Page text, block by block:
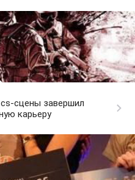
сцены завершил
карьеру